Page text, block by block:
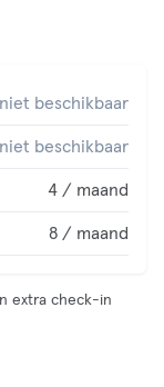
beschikbaar
beschikbaar
4 / maand
8 / maand
extra check-in